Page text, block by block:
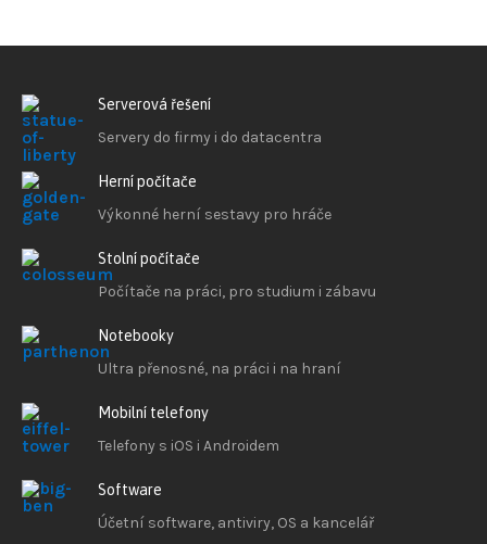
Serverová řešení
Servery do firmy i do datacentra
Herní počítače
Výkonné herní sestavy pro hráče
Stolní počítače
Počítače na práci, pro studium i zábavu
Notebooky
Ultra přenosné, na práci i na hraní
Mobilní telefony
Telefony s iOS i Androidem
Software
Účetní software, antiviry, OS a kancelář